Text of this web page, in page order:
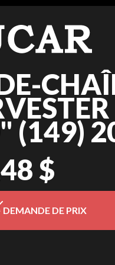
(149)
$
DEMANDE DE PRIX